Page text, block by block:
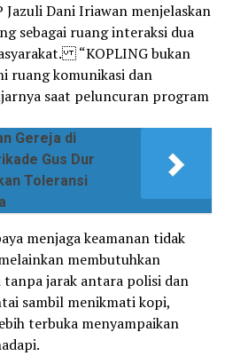
Jazuli Dani Iriawan menjelaskan
sebagai ruang interaksi dua
“KOPLING bukan
ruang komunikasi dan
saat peluncuran program
Gereja di
Gus Dur
Toleransi
menjaga keamanan tidak
membutuhkan
jarak antara polisi dan
sambil menikmati kopi,
terbuka menyampaikan